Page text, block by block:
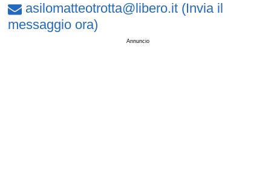
asilomatteotrotta@ libero.it (Invia il
messaggio ora)
Annuncio